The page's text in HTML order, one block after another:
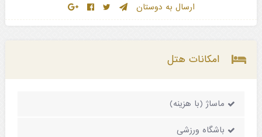
ارسال به دوستان
امکانات هتل
ماساژ (با هزینه)
باشگاه ورزشی